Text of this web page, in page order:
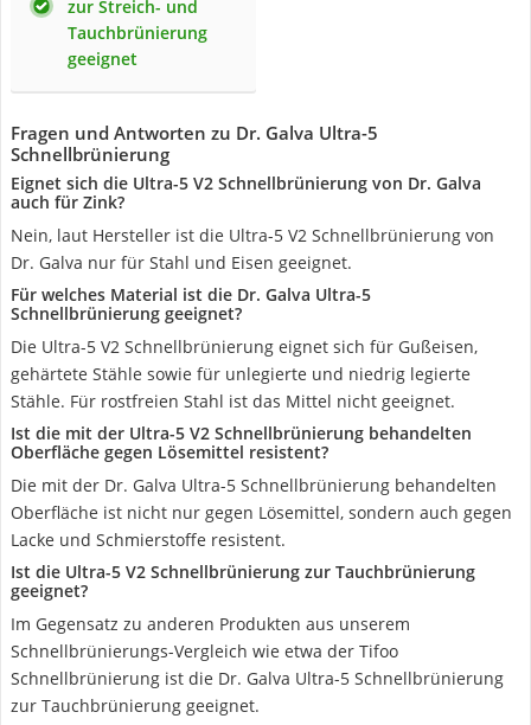
zur Streich- und
Tauchbrünierung
geeignet
Fragen und Antworten zu Dr. Galva Ultra-5
Schnellbrünierung
Eignet sich die Ultra-5 V2 Schnellbrünierung von Dr. Galva
auch für Zink?
Nein, laut Hersteller ist die Ultra-5 V2 Schnellbrünierung von
Dr. Galva nur für Stahl und Eisen geeignet.
Für welches Material ist die Dr. Galva Ultra-5
Schnellbrünierung geeignet?
Die Ultra-5 V2 Schnellbrünierung eignet sich für Gußeisen,
gehärtete Stähle sowie für unlegierte und niedrig legierte
Stähle. Für rostfreien Stahl ist das Mittel nicht geeignet.
Ist die mit der Ultra-5 V2 Schnellbrünierung behandelten
Oberfläche gegen Lösemittel resistent?
Die mit der Dr. Galva Ultra-5 Schnellbrünierung behandelten
Oberfläche ist nicht nur gegen Lösemittel, sondern auch gegen
Lacke und Schmierstoffe resistent.
Ist die Ultra-5 V2 Schnellbrünierung zur Tauchbrünierung
geeignet?
Im Gegensatz zu anderen Produkten aus unserem
Schnellbrünierungs-Vergleich wie etwa der Tifoo
Schnellbrünierung ist die Dr. Galva Ultra-5 Schnellbrünierung
zur Tauchbrünierung geeignet.